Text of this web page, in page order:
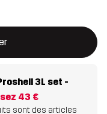
un nouvel
3L set -
43 €
sont des articles